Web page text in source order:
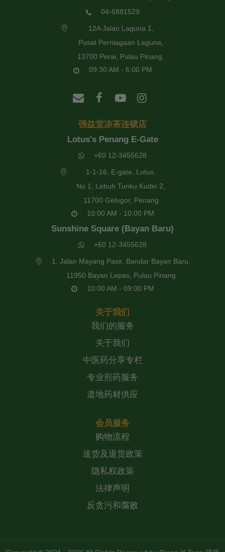
04-6881529
12A Jalan Laguna 1,
Pusat Perniagaan Laguna,
13700 Perai, Pulau Pinang.
09:30 AM - 6:00 PM
强益堂凉茶连锁店
Lotus's Penang E-Gate
+60 12-3455628
1-1-16, E-gate, Lotus,
No 1, Lebuh Tunku Kudin 2,
11700 Gelugor, Penang
10:00 AM - 10:00 PM
Sunshine Square (Bayan Baru)
+60 12-3455628
1, Jalan Mayang Pasir, Bandar Bayan Baru,
11950 Bayan Lepas, Pulau Pinang
10:00 AM - 09:00 PM
关于我们
我们的服务
关于我们
中医药分享专栏
专业煎药服务
道地药材供应
会员服务
购物流程
送货及退货政策
隐私权政策
法律声明
反贪污和腐败